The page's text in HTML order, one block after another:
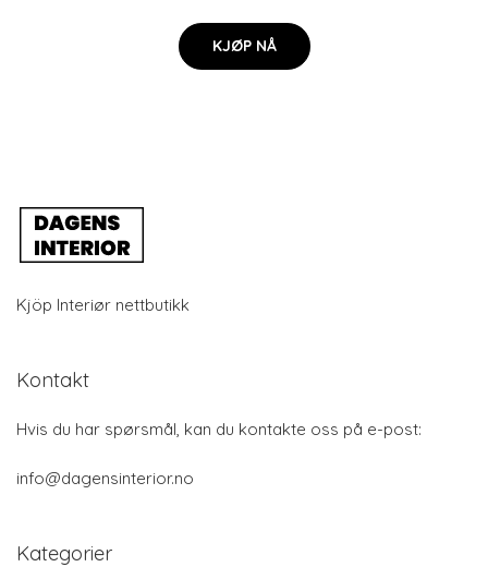
KJØP NÅ
Kjöp Interiør nettbutikk
Kontakt
Hvis du har spørsmål, kan du kontakte oss på e-post:
info@dagensinterior.no
Kategorier